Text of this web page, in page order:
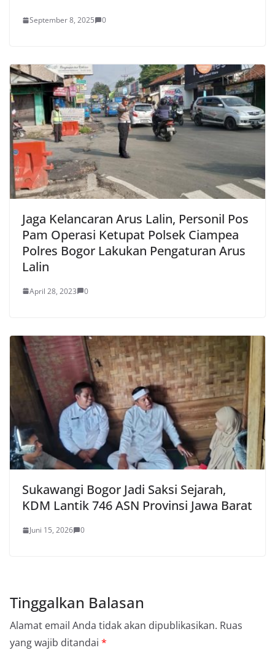
September 8, 2025 0
Jaga Kelancaran Arus Lalin, Personil Pos
Pam Operasi Ketupat Polsek Ciampea
Polres Bogor Lakukan Pengaturan Arus
Lalin
April 28, 2023 0
Sukawangi Bogor Jadi Saksi Sejarah,
KDM Lantik 746 ASN Provinsi Jawa Barat
Juni 15, 2026 0
Tinggalkan Balasan
Alamat email Anda tidak akan dipublikasikan. Ruas
yang wajib ditandai *